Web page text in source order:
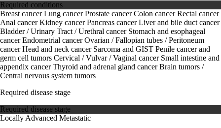
Required conditions
Breast cancerLung cancerProstate cancerColon cancerRectal cancer
Anal cancerKidney cancerPancreas cancerLiver and bile duct cancer
Bladder / Urinary Tract / Urethral cancer Stomach and esophageal
cancerEndometrial cancerOvarian / Fallopian tubes / Peritoneum
cancerHead and neck cancer Sarcoma and GIST Penile cancer and
germ cell tumors Cervical / Vulvar / Vaginal cancer Small intestine and
appendix cancerThyroid and adrenal gland cancerBrain tumors /
Central nervous system tumors
Required disease stage
Required disease stage
Locally Advanced Metastatic